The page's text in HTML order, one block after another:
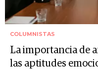
COLUMNISTAS
La importancia de
las aptitudes